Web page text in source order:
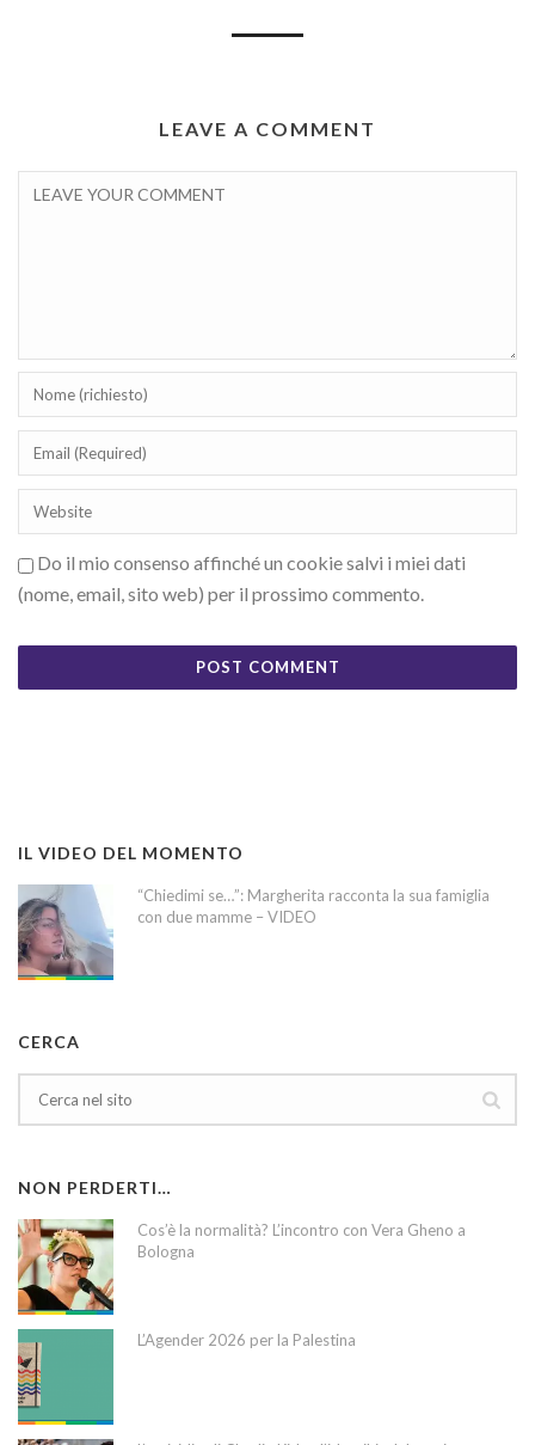
LEAVE A COMMENT
Do il mio consenso affinché un cookie salvi i miei dati
(nome, email, sito web) per il prossimo commento.
IL VIDEO DEL MOMENTO
“Chiedimi se…”: Margherita racconta la sua famiglia
con due mamme – VIDEO
CERCA
NON PERDERTI…
Cos’è la normalità? L’incontro con Vera Gheno a
Bologna
L’Agender 2026 per la Palestina